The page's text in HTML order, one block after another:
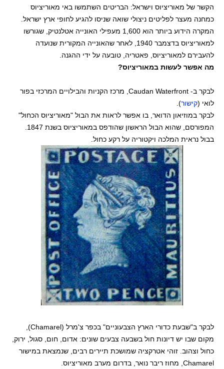
הקשר של מאוריציוס וישראל: הבריטים השתמשו באי מאוריציוס
כמחנה מעצר לפליטים ניצולי שואה שניסו להגיע לחופי ארץ ישראל.
המקרה הידוע ביותר הוא 1,600 מעפילי האונייה אטלנטיק, שגורשו
למאוריציוס בדצמבר 1940, לאחר שהאונייה המקורית שנועדה
להעבירם למאוריציוס, פאטריה, טובעה על ידי ההגנה.
מה אפשר לעשות במאוריציוס?
לבקר ב- Caudan Waterfront, מרכז הקניות והבילויים המרכזי בפור
לואי (קישור).
לבקר במוזיאון הדואר, בו אפשר לראות את הבול "מאוריציוס הכחול"
בבול נראית המלכה ויקטוריה על רקע כחול.
לבקר ב"שבעת כדורי הארץ הצבעוניים" בכפר צ'מרל (Chamarel),
מקום שבו יש דיונות חול בשבעה צבעים שונים: אדום, חום, סגול, ירוק,
כחול וצהוב. זוהי אטרקציה שמושכת תיירים רבים, שנמצאת במישור
Chamarel, מחוז ריבר נואר, בדרום מערב מאוריציוס.